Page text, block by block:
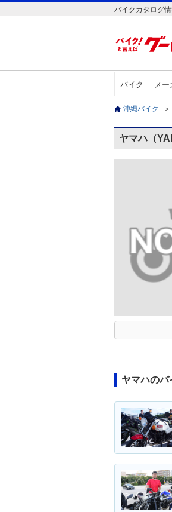
バイクカタログ
バイク メー
沖縄バイク ＞
ヤマハ（
ヤマハの